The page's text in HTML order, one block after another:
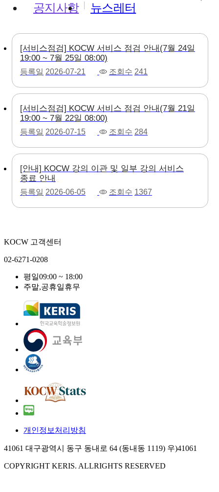
공지사항 뉴스레터
[서비스점검] KOCW 서비스 점검 안내(7월 24일
19:00 ~ 7월 25일 08:00)
등록일 2026-07-21 조회수 241
[서비스점검] KOCW 서비스 점검 안내(7월 21일
19:00 ~ 7월 22일 08:00)
등록일 2026-07-15 조회수 284
[안내] KOCW 강의 이관 및 일부 강의 서비스
종료 안내
등록일 2026-06-05 조회수 1367
KOCW 고객센터
02-6271-0208
평일09:00 ~ 18:00
주말,공휴일휴무
개인정보처리방침
41061 대구광역시 동구 동내로 64 (동내동 1119) 우)41061
COPYRIGHT KERIS. ALLRIGHTS RESERVED